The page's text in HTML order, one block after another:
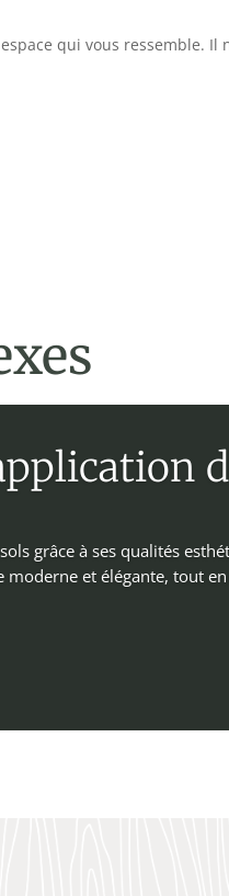
qui vous ressemble. Il
grâce à ses qualités
moderne et élégante, tout